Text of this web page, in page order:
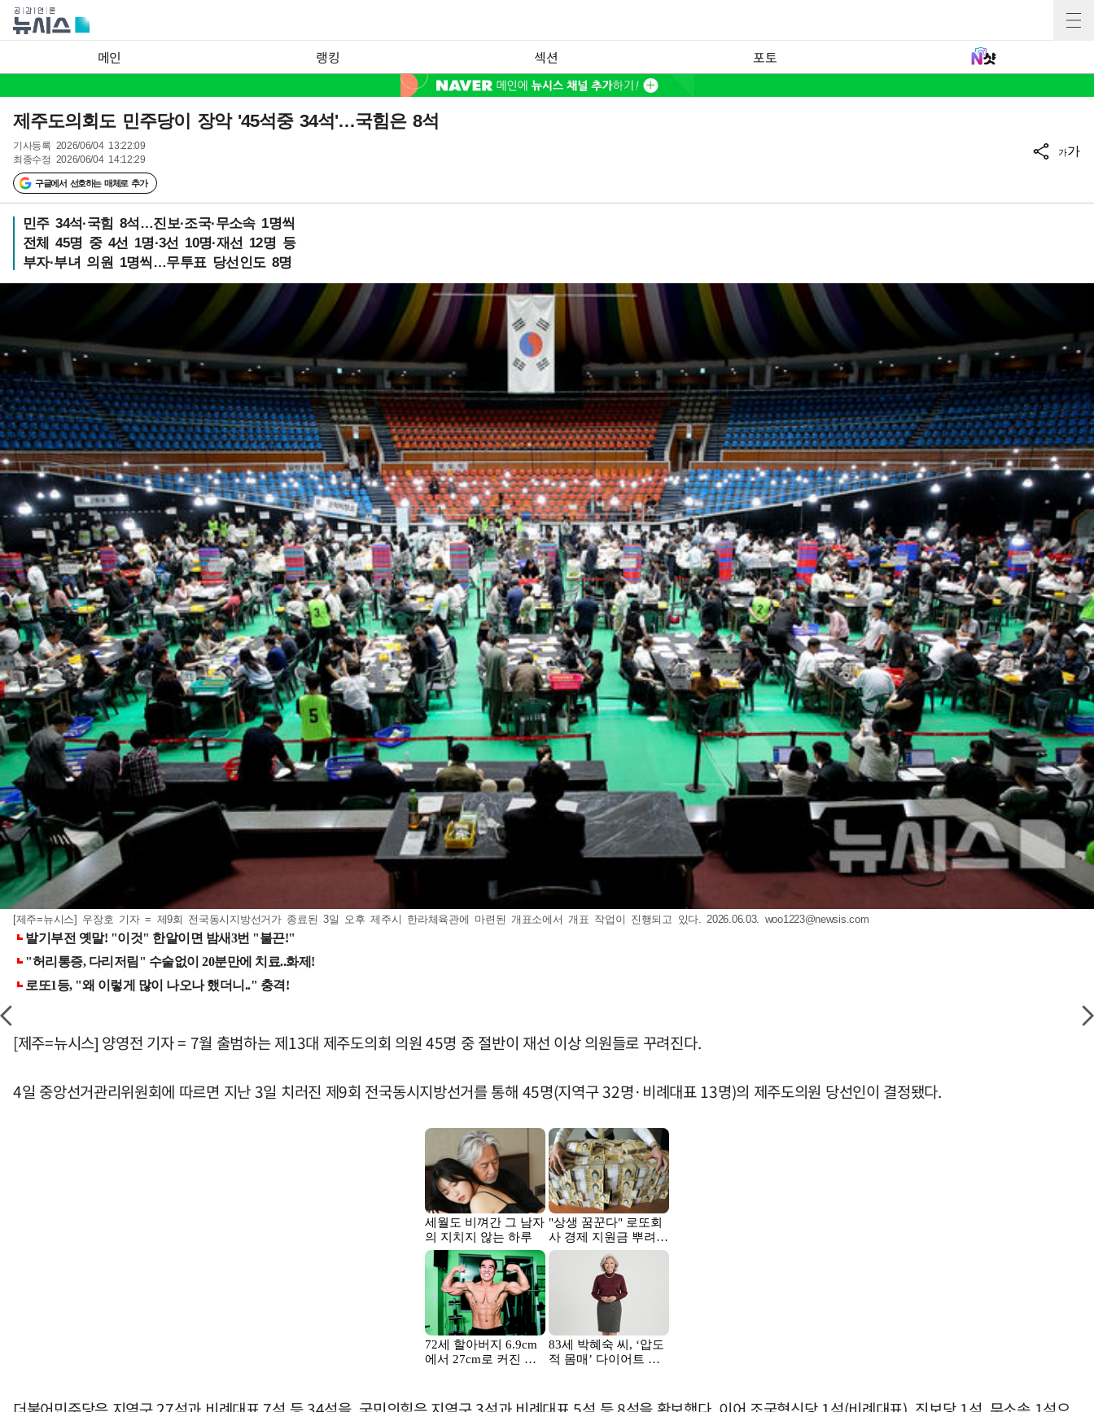
메인 랭킹 섹션 포토
제주도의회도 민주당이 장악 '45석중 34석'…국힘은 8석
기사등록 2026/06/04 13:22:09
최종수정 2026/06/04 14:12:29
구글에서 선호하는 매체로 추가
가가
민주 34석·국힘 8석…진보·조국·무소속 1명씩
전체 45명 중 4선 1명·3선 10명·재선 12명 등
부자·부녀 의원 1명씩…무투표 당선인도 8명
[제주=뉴시스] 우장호 기자 = 제9회 전국동시지방선거가 종료된 3일 오후 제주시 한라체육관에 마련된 개표소에서 개표 작업이 진행되고 있다. 2026.06.03. woo1223@newsis.com
[제주=뉴시스] 양영전 기자 = 7월 출범하는 제13대 제주도의회 의원 45명 중 절반이 재선 이상 의원들로 꾸려진다.
4일 중앙선거관리위원회에 따르면 지난 3일 치러진 제9회 전국동시지방선거를 통해 45명(지역구 32명·비례대표 13명)의 제주도의원 당선인이 결정됐다.